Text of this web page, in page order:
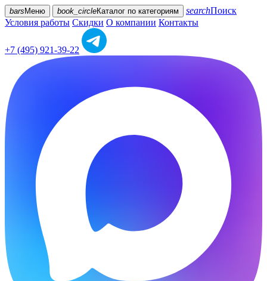
bars Меню book_circleКаталог по категориям searchПоиск
Условия работы Скидки О компании Контакты
+7 (495) 921-39-22